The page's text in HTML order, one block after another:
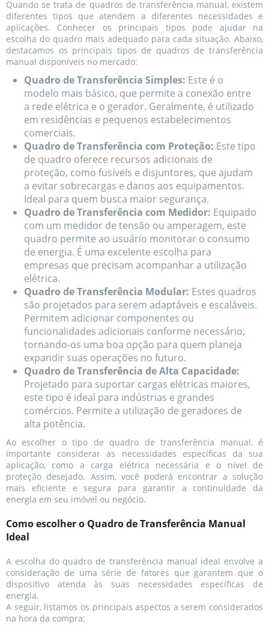
Quando se trata de quadros de transferência manual, existem
diferentes tipos que atendem a diferentes necessidades e
aplicações. Conhecer os principais tipos pode ajudar na
escolha do quadro mais adequado para cada situação. Abaixo,
destacamos os principais tipos de quadros de transferência
manual disponíveis no mercado:
Quadro de Transferência Simples: Este é o
modelo mais básico, que permite a conexão entre
a rede elétrica e o gerador. Geralmente, é utilizado
em residências e pequenos estabelecimentos
comerciais.
Quadro de Transferência com Proteção: Este tipo
de quadro oferece recursos adicionais de
proteção, como fusíveis e disjuntores, que ajudam
a evitar sobrecargas e danos aos equipamentos.
Ideal para quem busca maior segurança.
Quadro de Transferência com Medidor: Equipado
com um medidor de tensão ou amperagem, este
quadro permite ao usuário monitorar o consumo
de energia. É uma excelente escolha para
empresas que precisam acompanhar a utilização
elétrica.
Quadro de Transferência Modular: Estes quadros
são projetados para serem adaptáveis e escaláveis.
Permitem adicionar componentes ou
funcionalidades adicionais conforme necessário,
tornando-os uma boa opção para quem planeja
expandir suas operações no futuro.
Quadro de Transferência de Alta Capacidade:
Projetado para suportar cargas elétricas maiores,
este tipo é ideal para indústrias e grandes
comércios. Permite a utilização de geradores de
alta potência.
Ao escolher o tipo de quadro de transferência manual, é
importante considerar as necessidades específicas da sua
aplicação, como a carga elétrica necessária e o nível de
proteção desejado. Assim, você poderá encontrar a solução
mais eficiente e segura para garantir a continuidade da
energia em seu imóvel ou negócio.
Como escolher o Quadro de Transferência Manual
Ideal
A escolha do quadro de transferência manual ideal envolve a
consideração de uma série de fatores que garantem que o
dispositivo atenda às suas necessidades específicas de
energia.
A seguir, listamos os principais aspectos a serem considerados
na hora da compra: